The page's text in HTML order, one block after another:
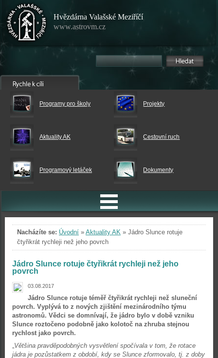
Hvězdárna Valašské Meziříčí
www.astrovm.cz
Programy pro školy Projekty
Aktuality AK Cestovní ruch
Programový letáček Dokumenty
Nacházíte se: Úvodní » Aktuality AK » Jádro Slunce rotuje
čtyřikrát rychleji než jeho povrch
Jádro Slunce rotuje čtyřikrát rychleji než jeho
povrch
03.08.2017
Jádro Slunce rotuje téměř čtyřikrát rychleji než sluneční
povrch. Vyplývá to z nových zjištění mezinárodního týmu
astronomů. Vědci se domnívají, že jádro bylo v době vzniku
Slunce roztočeno podobně jako kolotoč na zhruba stejnou
rychlost jako povrch.
„Většina pravděpodobných vysvětlení spočívala v tom, že rotace
jádra je pozůstatkem z období, kdy se Slunce zformovalo, tj. z doby